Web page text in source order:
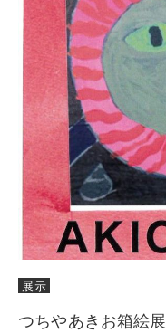
展示
つちやあきお箱絵展